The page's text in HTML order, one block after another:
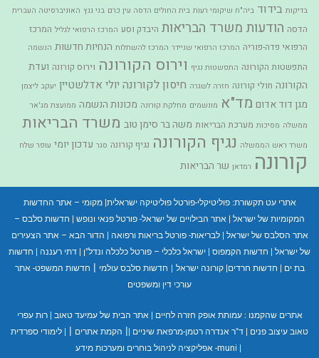
בדיקות בידוד ביה"ח שיקומי רעות בית החולים הדסה עין כרם בני גנץ האוניברסיטה העברית
הדסה הודעות משרד הבריאות היבדק וסע המרכז הרפואי לגליל המרכז
הרפואי פדה-פוריה המרכז הרפואי שניידר המרכז להשתלות הנחיות חדשות הנשמה
התפשטות הקורונה התפשטות נגיף וירוס הקורונה וירוס קורונה ועדת
הקורונה חולי קורונה חזרה לשגרה חיסון לקורונה יולי אדלשטיין יעקב ליצמן
מגן דוד אדום מד"א מונשמים מחלקת קורונה מכונות הנשמה ממועצת מג'אר
ממשלה מסיכות מערכת הבריאות משה בר סימן טוב משרד הבריאות
משרד ראש הממשלה נגיף הקורונה נגיף קורונה סגר עדכון יומי עופר שלח
קורונה רמדאן שר הבריאות
אתרי עט תקשורת:פוליטיקלי-פורטל פוליטיקה ישראלית |מקומי – אתר החדשות
המקומיות של ישראל
אתר הבילויים של ישראל- פורטל פנאי ונופש
חדשות סלבס –
אתר הסלבס של ישראל |לבריאות- פורטל בריאות ורפואה
הדור הבא – אתר הצעירים
של ישראל
חדשות הקמפוס ישראל כלכלי – פורטל כלכלה ונדל"ן דתי רעננה
חדשות
בת ים
חדשות חרדים |קורונה ישראל חדשות סלבס עולמי | חדשות המשפט- אתר
עורכי דין ומשפטים
אתרים שהקמנו :עמותת אופק חזרה לחיים אתר הבית של עמיעד טאוב |רות עפרי
טאוב עיצוב פנים
ד"ר אנדרה רטמן-מרפאת שיניים | הקמת אתרים |
לימודי ספרדית
muni- אפליקציה לניהול בוחרים ומערכות מידע